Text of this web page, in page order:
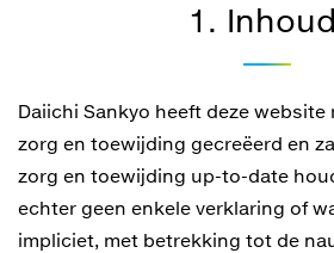
1. Inhoud
Daiichi Sankyo heeft deze
zorg en toewijding gecreëerd en
zorg en toewijding up-to-date
echter geen enkele verklaring of
impliciet, met betrekking tot de